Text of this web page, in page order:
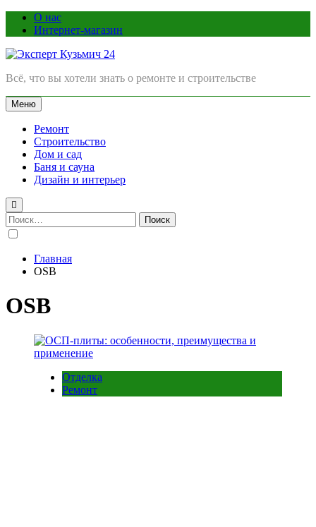
ПерейтиО нас
Интернет-магазин
Эксперт Кузьмич 24
Всё, что вы хотели знать о ремонте и строительстве
Меню
Ремонт
Строительство
Дом и сад
Баня и сауна
Дизайн и интерьер
Найти:
Главная
OSB
OSB
Отделка
Ремонт